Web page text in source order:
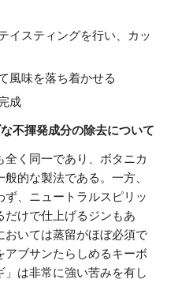
イスティングを行い、カッ
風味を落ち着かせる
成
不揮発成分の除去について
全く同一であり、ボタニカ
的な製法である。一方、
、ニュートラルスピリッ
けで仕上げるジンもあ
おいては蒸留がほぼ必須で
アブサンたらしめるキーボ
」は非常に強い苦みを有し